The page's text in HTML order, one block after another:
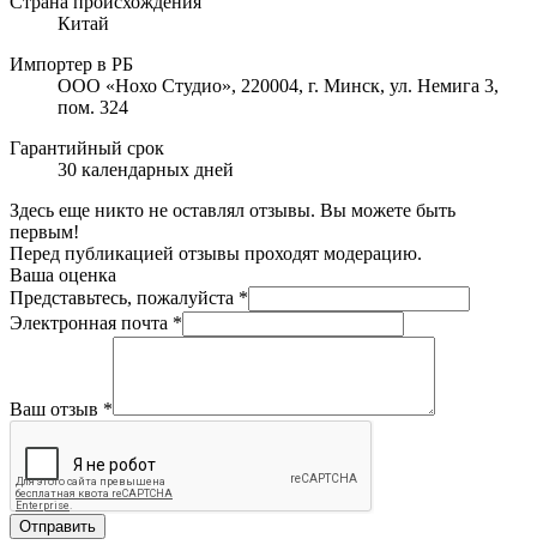
Китай
Импортер в РБ
ООО «Нохо Студио», 220004, г. Минск, ул. Немига 3,
пом. 324
Гарантийный срок
30 календарных дней
Здесь еще никто не оставлял отзывы. Вы можете быть
первым!
Перед публикацией отзывы проходят модерацию.
Ваша оценка
Представьтесь, пожалуйста *
Электронная почта *
Ваш отзыв *
Отправить